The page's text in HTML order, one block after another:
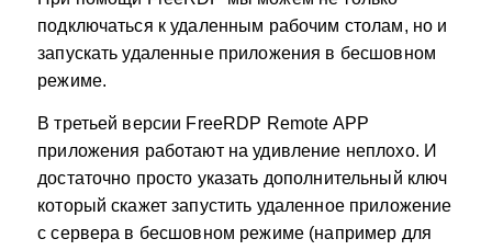
подключаться к удаленным рабочим столам, но и
запускать удаленные приложения в бесшовном
режиме.
В третьей версии FreeRDP Remote APP
приложения работают на удивление неплохо. И
достаточно просто указать дополнительный ключ
который скажет запустить удаленное приложение
с сервера в бесшовном режиме (например для